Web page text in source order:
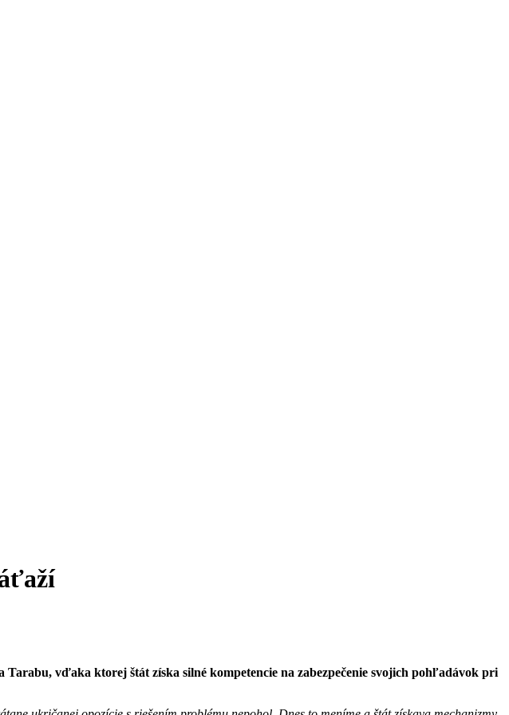
vďaka ktorej štát získa silné kompetencie na zabezpečenie svojich pohľadávok pri